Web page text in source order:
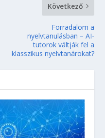
Következő
Forradalom a
nyelvtanulásban – AI-
tutorok váltják fel a
klasszikus nyelvtanárokat?